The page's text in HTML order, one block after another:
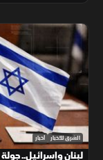
الشرق للأخبار أخبار
لبنان وإسرائيل..